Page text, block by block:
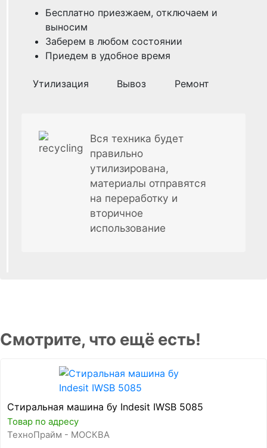
Бесплатно приезжаем, отключаем и
выносим
Заберем в любом состоянии
Приедем в удобное время
Утилизация Вывоз Ремонт
Вся техника будет
правильно
утилизирована,
материалы отправятся
на переработку и
вторичное
использование
Смотрите, что ещё есть!
Стиральная машина бу Indesit IWSB 5085
Товар по адресу
ТехноПрайм - МОСКВА